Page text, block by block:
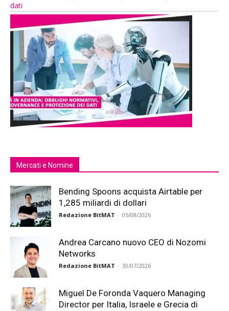
dati
Mercati e Nomine
Bending Spoons acquista Airtable per
1,285 miliardi di dollari
Redazione BitMAT - 05/08/2026
Andrea Carcano nuovo CEO di Nozomi
Networks
Redazione BitMAT - 30/07/2026
Miguel De Foronda Vaquero Managing
Director per Italia, Israele e Grecia di